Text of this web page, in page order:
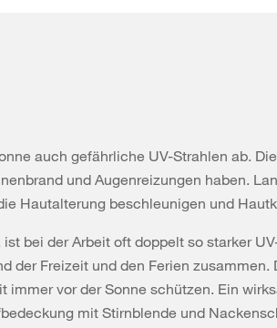
auch gefährliche UV-Strahlen ab.
und Augenreizungen haben.
Hautalterung beschleunigen und
bei der Arbeit oft doppelt so starker
der Freizeit und den Ferien zusammen.
immer vor der Sonne schützen. Ein
mit Stirnblende und